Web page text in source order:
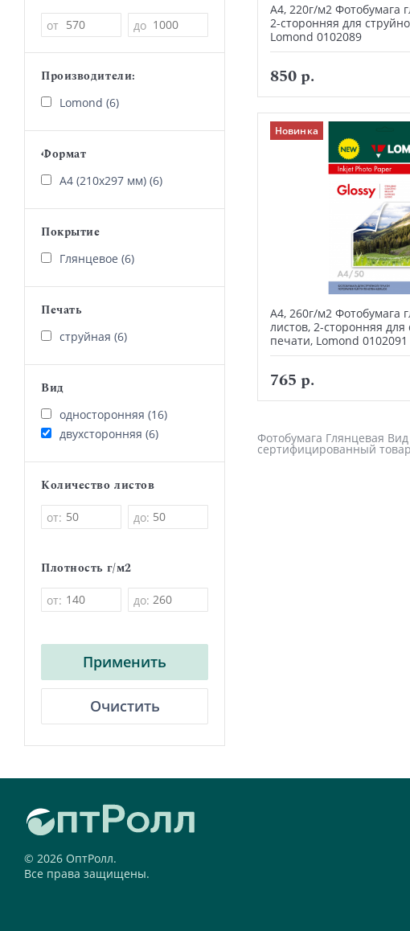
Цена
от до
Производители:
Lomond (6)
Формат
А4 (210х297 мм) (6)
Покрытие
Глянцевое (6)
Печать
струйная (6)
Вид
односторонняя (16)
двухсторонняя (6)
Количество листов
от: до:
Плотность г/м2
от: до:
Применить
Очистить
А4, 220г/м2 Фотобумага
2-сторонняя для
Lomond 0102089
850 р.
Новинка
А4, 260г/м2 Фотобумага
листов, 2-сторонняя для
печати, Lomond 0102091
765 р.
Фотобумага Глянцевая
сертифицированный
© 2026 ОптРолл.
Все права защищены.